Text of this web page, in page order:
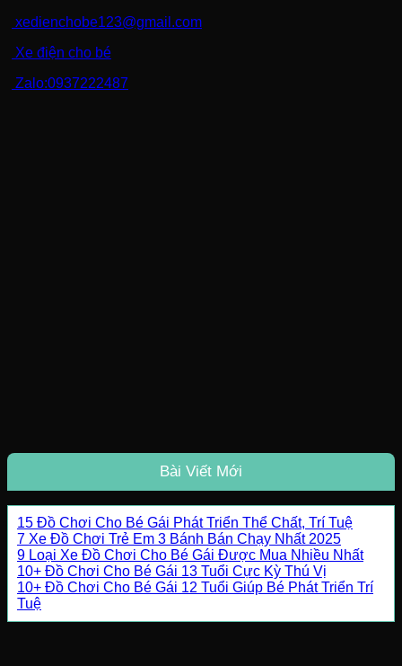
xedienchobe123@gmail.com
Xe điện cho bé
Zalo:0937222487
Bài Viết Mới
15 Đồ Chơi Cho Bé Gái Phát Triển Thể Chất, Trí Tuệ
7 Xe Đồ Chơi Trẻ Em 3 Bánh Bán Chạy Nhất 2025
9 Loại Xe Đồ Chơi Cho Bé Gái Được Mua Nhiều Nhất
10+ Đồ Chơi Cho Bé Gái 13 Tuổi Cực Kỳ Thú Vị
10+ Đồ Chơi Cho Bé Gái 12 Tuổi Giúp Bé Phát Triển Trí
Tuệ